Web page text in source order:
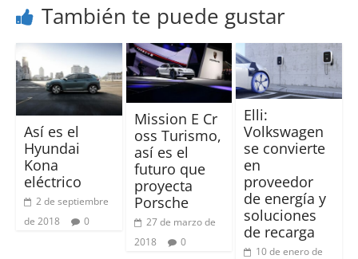
También te puede gustar
Así es el
Hyundai
Kona
eléctrico
2 de septiembre
de 2018
0
Mission E Cr
oss Turismo,
así es el
futuro que
proyecta
Porsche
27 de marzo de
2018
0
Elli:
Volkswagen
se convierte
en
proveedor
de energía y
soluciones
de recarga
10 de enero de